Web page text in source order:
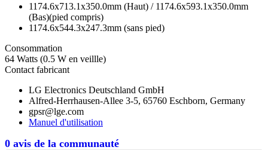
0 avis de la communauté
1174.6x713.1x350.0mm (Haut) / 1174.6x593.1x350.0mm
(Bas)(pied compris)
1174.6x544.3x247.3mm (sans pied)
Consommation
64 Watts (0.5 W en veillle)
Contact fabricant
LG Electronics Deutschland GmbH
Alfred-Herrhausen-Allee 3-5, 65760 Eschborn, Germany
gpsr@lge.com
Manuel d'utilisation